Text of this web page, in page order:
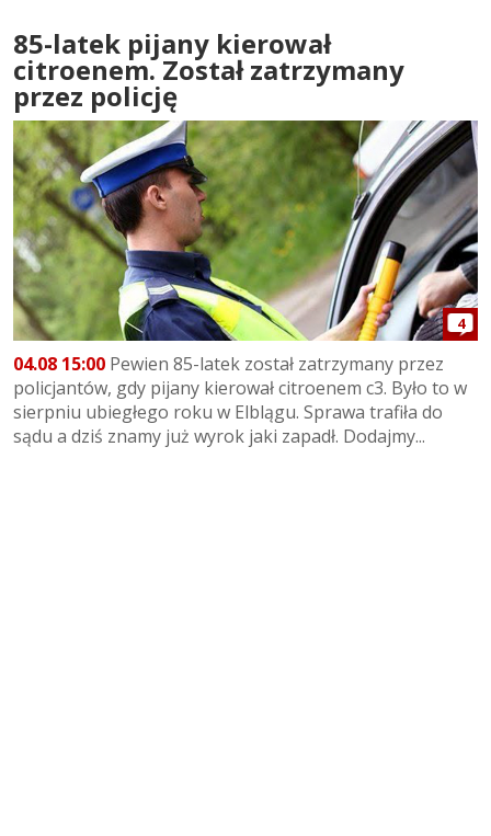
85-latek pijany kierował
citroenem. Został zatrzymany
przez policję
4
04.08 15:00 Pewien 85-latek został zatrzymany przez
policjantów, gdy pijany kierował citroenem c3. Było to w
sierpniu ubiegłego roku w Elblągu. Sprawa trafiła do
sądu a dziś znamy już wyrok jaki zapadł. Dodajmy...